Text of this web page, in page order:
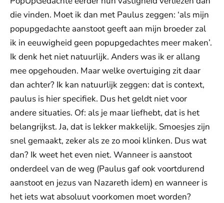
die vinden. Moet ik dan met Paulus zeggen: ‘als mijn
popupgedachte aanstoot geeft aan mijn broeder zal
ik in eeuwigheid geen popupgedachtes meer maken’.
Ik denk het niet natuurlijk. Anders was ik er allang
mee opgehouden. Maar welke overtuiging zit daar
dan achter? Ik kan natuurlijk zeggen: dat is context,
paulus is hier specifiek. Dus het geldt niet voor
andere situaties. Of: als je maar liefhebt, dat is het
belangrijkst. Ja, dat is lekker makkelijk. Smoesjes zijn
snel gemaakt, zeker als ze zo mooi klinken. Dus wat
dan? Ik weet het even niet. Wanneer is aanstoot
onderdeel van de weg (Paulus gaf ook voortdurend
aanstoot en jezus van Nazareth idem) en wanneer is
het iets wat absoluut voorkomen moet worden?